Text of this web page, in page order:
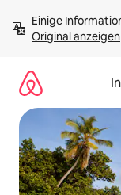
Inhalten
springenOriginal anzeigen